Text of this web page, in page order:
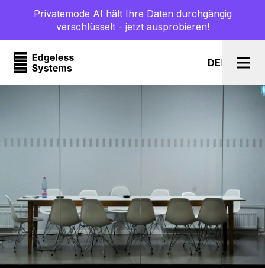
Privatemode AI hält Ihre Daten durchgängig
verschlüsselt - jetzt ausprobieren!
DEl